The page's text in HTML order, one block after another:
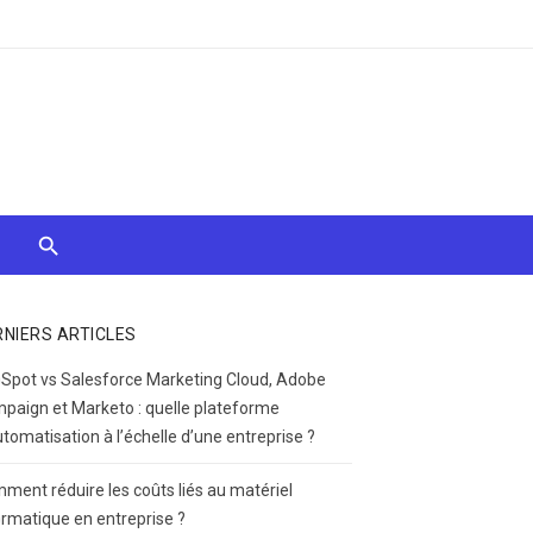
ARTICLES
vs Salesforce Marketing Cloud, Adobe
et Marketo : quelle plateforme
à l’échelle d’une entreprise ?
réduire les coûts liés au matériel
en entreprise ?